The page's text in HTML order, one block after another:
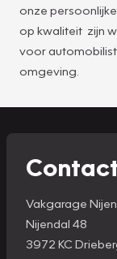
onze
op kwaliteit zijn
voor
omgeving.
Vakgarage
Nijendal 48
3972 KC